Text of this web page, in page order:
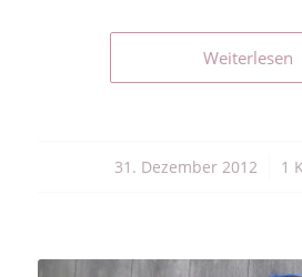
Weiterlesen
31. Dezember 2012
/ 1